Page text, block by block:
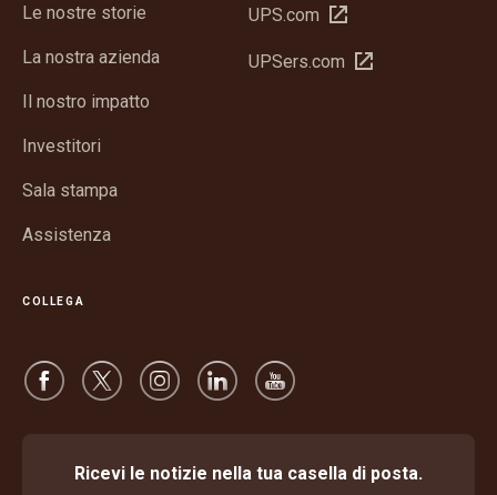
Le nostre storie
La nostra azienda
Il nostro impatto
Investitori
Sala stampa
Assistenza
UPS.com Apri
una
UPSers.com Apri
COLLEGA
Ricevi le notizie nella tua casella di posta.